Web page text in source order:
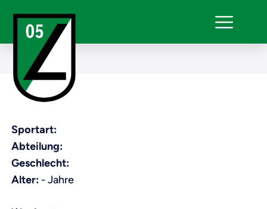
Sportart:
Abteilung:
Geschlecht:
Alter: - Jahre